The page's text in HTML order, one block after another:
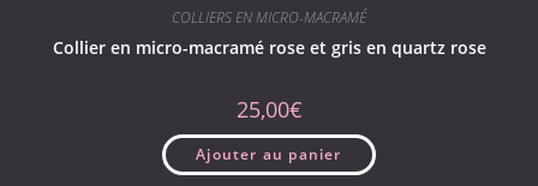
COLLIERS EN MICRO-MACRAMÉ
Collier en micro-macramé rose et gris en quartz rose
25,00€
Ajouter au panier